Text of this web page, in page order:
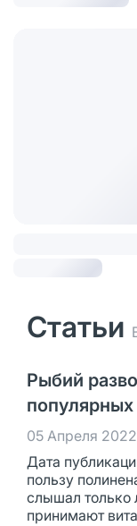
Статьи
Рыбий
05 Апреля 2022
Дата
пользу
слышал только
принимают